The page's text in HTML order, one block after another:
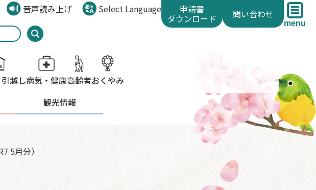
音声読み上げ
Select Language
申請書
ダウンロード 問い合わせ
menu
越し病気・健康高齢者おくやみ
観光情報
5月分）